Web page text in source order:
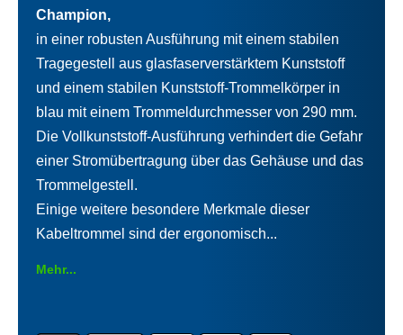
Champion,
in einer robusten Ausführung mit einem stabilen
Tragegestell aus glasfaserverstärktem Kunststoff
und einem stabilen Kunststoff-Trommelkörper in
blau mit einem Trommeldurchmesser von 290 mm.
Die Vollkunststoff-Ausführung verhindert die Gefahr
einer Stromübertragung über das Gehäuse und das
Trommelgestell.
Einige weitere besondere Merkmale dieser
Kabeltrommel sind der ergonomisch...
Mehr...